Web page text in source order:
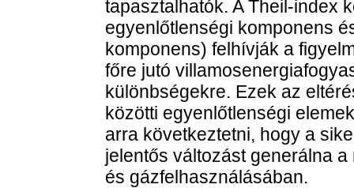
tapasztalhatók. A Theil-index
egyenlőtlenségi komponens
komponens) felhívják a
főre jutó
különbségekre. Ezek az
közötti egyenlőtlenségi
arra következtetni, hogy a
jelentős változást generálna
és gázfelhasználásában.